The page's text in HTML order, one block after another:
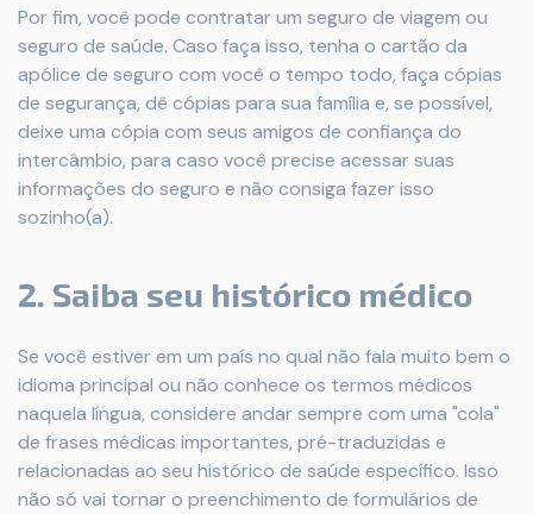
Por fim, você pode contratar um seguro de viagem ou
seguro de saúde. Caso faça isso, tenha o cartão da
apólice de seguro com você o tempo todo, faça cópias
de segurança, dê cópias para sua família e, se possível,
deixe uma cópia com seus amigos de confiança do
intercâmbio, para caso você precise acessar suas
informações do seguro e não consiga fazer isso
sozinho(a).
2. Saiba seu histórico médico
Se você estiver em um país no qual não fala muito bem o
idioma principal ou não conhece os termos médicos
naquela língua, considere andar sempre com uma "cola"
de frases médicas importantes, pré-traduzidas e
relacionadas ao seu histórico de saúde específico. Isso
não só vai tornar o preenchimento de formulários de